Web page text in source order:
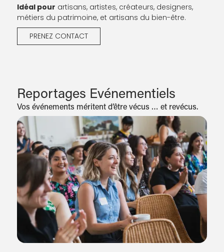
Idéal pour artisans, artistes, créateurs, designers,
métiers du patrimoine, et artisans du bien-être.
PRENEZ CONTACT
Reportages Evénementiels
Vos événements méritent d’être vécus … et revécus.